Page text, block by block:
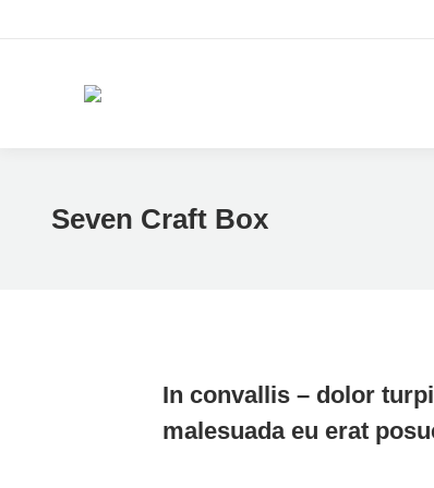
Seven Craft Box
In convallis – dolor
malesuada eu erat